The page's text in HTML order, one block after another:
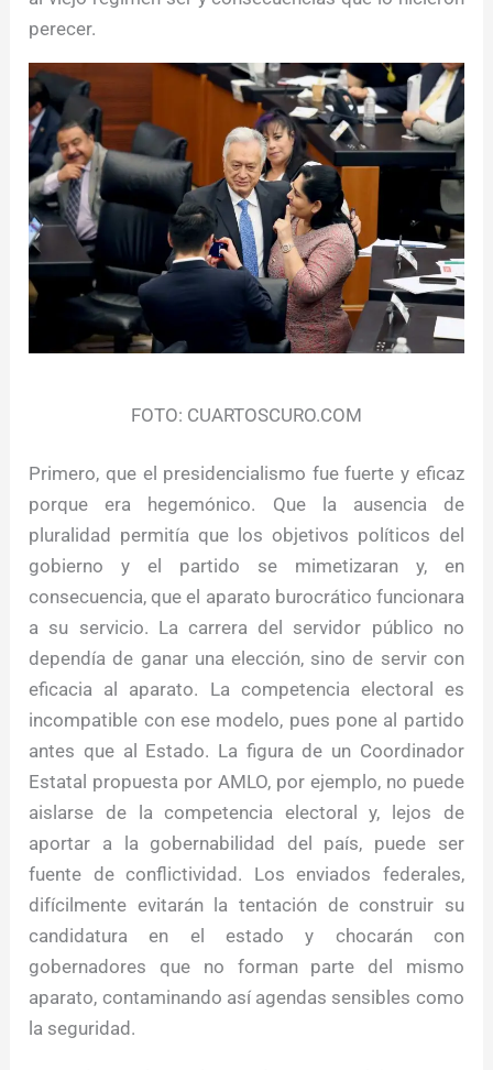
perecer.
FOTO: CUARTOSCURO.COM
Primero, que el presidencialismo fue fuerte y eficaz
porque era hegemónico. Que la ausencia de
pluralidad permitía que los objetivos políticos del
gobierno y el partido se mimetizaran y, en
consecuencia, que el aparato burocrático funcionara
a su servicio. La carrera del servidor público no
dependía de ganar una elección, sino de servir con
eficacia al aparato. La competencia electoral es
incompatible con ese modelo, pues pone al partido
antes que al Estado. La figura de un Coordinador
Estatal propuesta por AMLO, por ejemplo, no puede
aislarse de la competencia electoral y, lejos de
aportar a la gobernabilidad del país, puede ser
fuente de conflictividad. Los enviados federales,
difícilmente evitarán la tentación de construir su
candidatura en el estado y chocarán con
gobernadores que no forman parte del mismo
aparato, contaminando así agendas sensibles como
la seguridad.